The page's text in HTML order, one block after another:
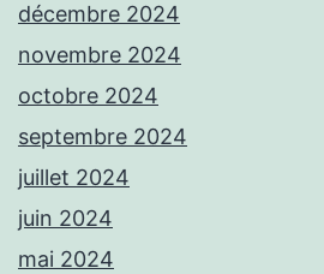
décembre 2024
novembre 2024
octobre 2024
septembre 2024
juillet 2024
juin 2024
mai 2024